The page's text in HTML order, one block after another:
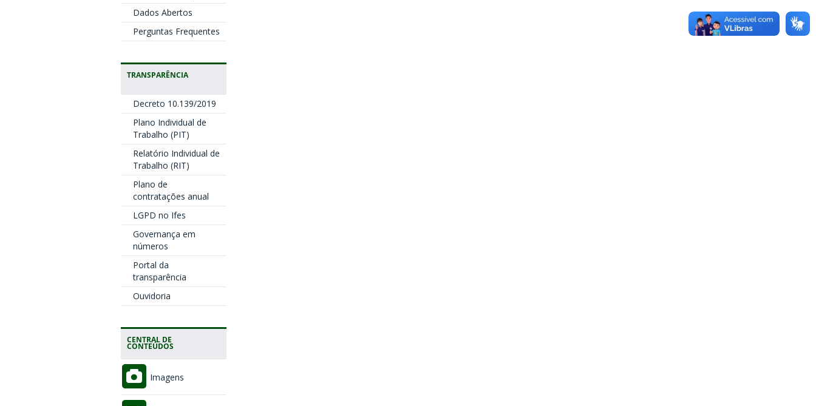
Dados Abertos
Perguntas Frequentes
TRANSPARÊNCIA
Decreto 10.139/2019
Plano Individual de
Trabalho (PIT)
Relatório Individual de
Trabalho (RIT)
Plano de
contratações anual
LGPD no Ifes
Governança em
números
Portal da
transparência
Ouvidoria
CENTRAL DE
CONTEÚDOS
Imagens